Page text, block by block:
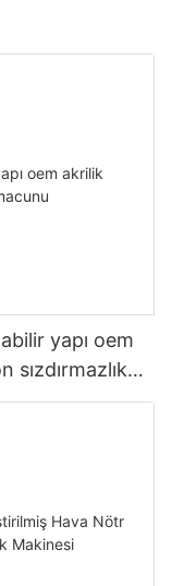
yapı oem
sızdırmazlık